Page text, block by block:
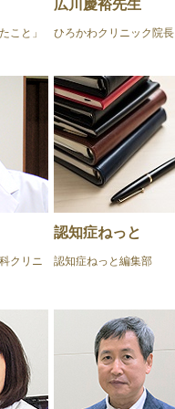
こと」
広川慶裕先生
ひろかわクリニック院長
クリニ
認知症ねっと
認知症ねっと編集部